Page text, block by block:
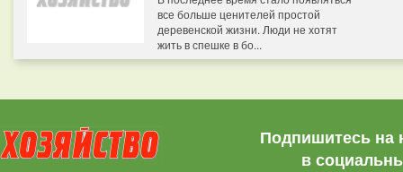
все больше ценителей простой
деревенской жизни. Люди не хотят
жить в спешке в бо...
Подпишитесь на
в